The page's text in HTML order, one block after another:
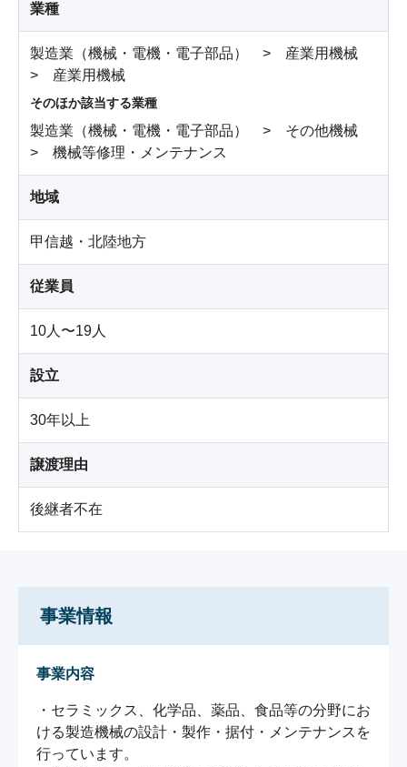
業種
製造業（機械・電機・電子部品） > 産業用機械
> 産業用機械
そのほか該当する業種
製造業（機械・電機・電子部品） > その他機械
> 機械等修理・メンテナンス
地域
甲信越・北陸地方
従業員
10人〜19人
設立
30年以上
譲渡理由
後継者不在
事業情報
事業内容
・セラミックス、化学品、薬品、食品等の分野にお
ける製造機械の設計・製作・据付・メンテナンスを
行っています。